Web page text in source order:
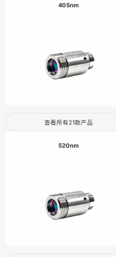
405nm
查看所有21款产品
520nm